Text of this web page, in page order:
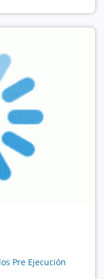
Pre Ejecución